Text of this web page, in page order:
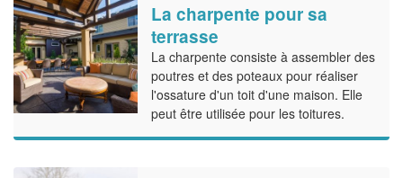
La charpente pour sa
terrasse
La charpente consiste à assembler des
poutres et des poteaux pour réaliser
l'ossature d'un toit d'une maison. Elle
peut être utilisée pour les toitures.